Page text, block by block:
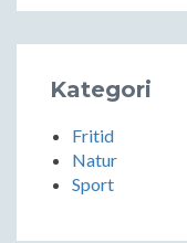
Kategori
Fritid
Natur
Sport